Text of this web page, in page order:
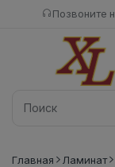
Позвоните
Главная
Ламинат